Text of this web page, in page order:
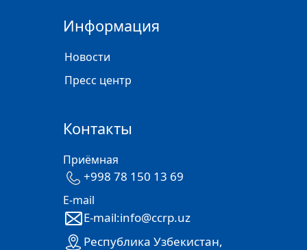
Информация
Новости
Пресс центр
Контакты
Приёмная
+998 78 150 13 69
E-mail
E-mail:info@ccrp.uz
Республика Узбекистан,